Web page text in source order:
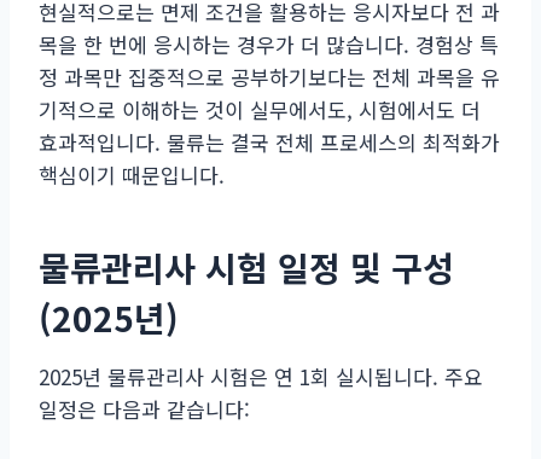
현실적으로는 면제 조건을 활용하는 응시자보다 전 과
목을 한 번에 응시하는 경우가 더 많습니다. 경험상 특
정 과목만 집중적으로 공부하기보다는 전체 과목을 유
기적으로 이해하는 것이 실무에서도, 시험에서도 더
효과적입니다. 물류는 결국 전체 프로세스의 최적화가
핵심이기 때문입니다.
물류관리사 시험 일정 및 구성
(2025년)
2025년 물류관리사 시험은 연 1회 실시됩니다. 주요
일정은 다음과 같습니다: